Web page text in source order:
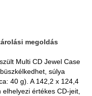
megoldás
Multi CD Jewel Case
súlya
40 g). A 142,2 x 124,4
értékes CD-jeit,